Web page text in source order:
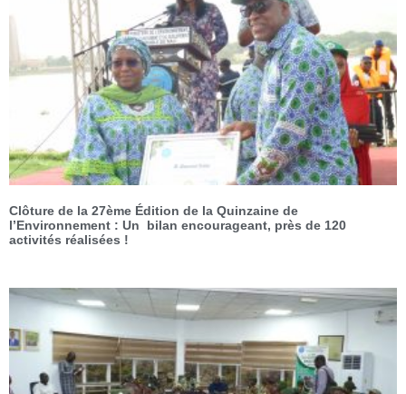
Clôture de la 27ème Édition de la Quinzaine de
l’Environnement : Un bilan encourageant, près de 120
activités réalisées !